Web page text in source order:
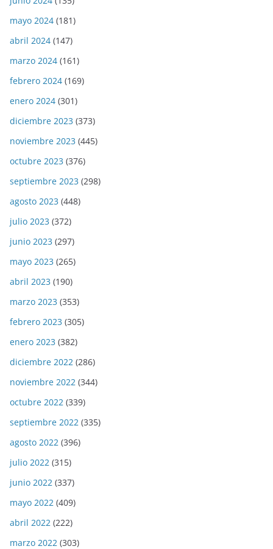
mayo 2024 (181)
abril 2024 (147)
marzo 2024 (161)
febrero 2024 (169)
enero 2024 (301)
diciembre 2023 (373)
noviembre 2023 (445)
octubre 2023 (376)
septiembre 2023 (298)
agosto 2023 (448)
julio 2023 (372)
junio 2023 (297)
mayo 2023 (265)
abril 2023 (190)
marzo 2023 (353)
febrero 2023 (305)
enero 2023 (382)
diciembre 2022 (286)
noviembre 2022 (344)
octubre 2022 (339)
septiembre 2022 (335)
agosto 2022 (396)
julio 2022 (315)
junio 2022 (337)
mayo 2022 (409)
abril 2022 (222)
marzo 2022 (303)